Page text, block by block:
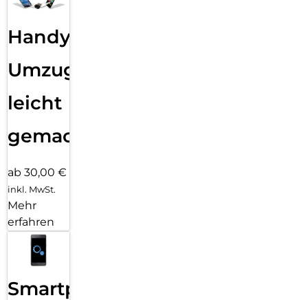
Handy
Umzug
leicht
gemacht!
ab 30,00 €
inkl. MwSt.
Mehr
erfahren
Smartphone